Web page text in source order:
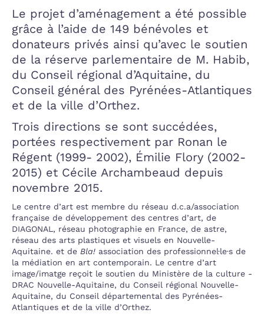
Le projet d’aménagement a été possible
grâce à l’aide de 149 bénévoles et
donateurs privés ainsi qu’avec le soutien
de la réserve parlementaire de M. Habib,
du Conseil régional d’Aquitaine, du
Conseil général des Pyrénées-Atlantiques
et de la ville d’Orthez.
Trois directions se sont succédées,
portées respectivement par Ronan le
Régent (1999- 2002), Émilie Flory (2002-
2015) et Cécile Archambeaud depuis
novembre 2015.
Le centre d’art est membre du réseau d.c.a/association
française de développement des centres d’art, de
DIAGONAL, réseau photographie en France, de astre,
réseau des arts plastiques et visuels en Nouvelle-
Aquitaine. et de Bla! association des professionnel·le·s de
la médiation en art contemporain. Le centre d’art
image/imatge reçoit le soutien du Ministère de la culture -
DRAC Nouvelle-Aquitaine, du Conseil régional Nouvelle-
Aquitaine, du Conseil départemental des Pyrénées-
Atlantiques et de la ville d’Orthez.